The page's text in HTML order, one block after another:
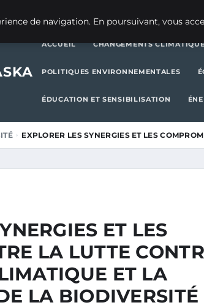
ACCUEIL CHANGEMENTS
POLITIQUES ENVIRONNEMENTALES
ÉDUCATION ET SENSIBILISATION
EXPLORER LES SYNERGIES ET LES
ET LES
LA LUTTE
ET LA
LA BIODIVERSITÉ
de navigation. En poursuivant, vous